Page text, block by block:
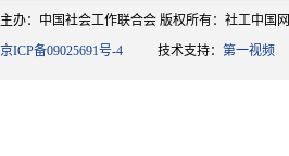
主办：中国社会工作联合会 版权所有：社工中国网
京ICP备09025691号-4 技术支持： 第一视频